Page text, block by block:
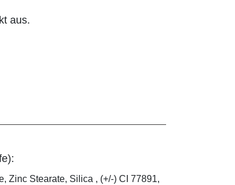
aus.
Zinc Stearate, Silica , (+/-) CI 77891,